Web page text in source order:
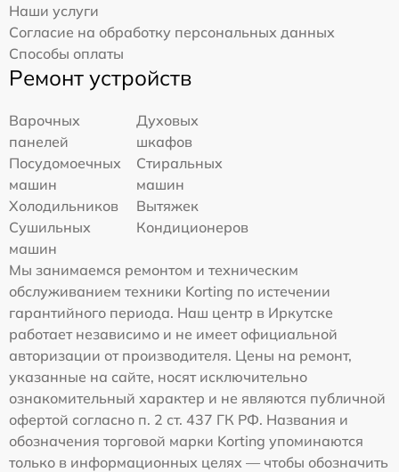
Наши услуги
Согласие на обработку персональных данных
Способы оплаты
Ремонт устройств
Варочных
панелей
Духовых
шкафов
Посудомоечных
машин
Стиральных
машин
Холодильников
Вытяжек
Сушильных
машин
Кондиционеров
Мы занимаемся ремонтом и техническим
обслуживанием техники Korting по истечении
гарантийного периода. Наш центр в Иркутске
работает независимо и не имеет официальной
авторизации от производителя. Цены на ремонт,
указанные на сайте, носят исключительно
ознакомительный характер и не являются публичной
офертой согласно п. 2 ст. 437 ГК РФ. Названия и
обозначения торговой марки Korting упоминаются
только в информационных целях — чтобы обозначить